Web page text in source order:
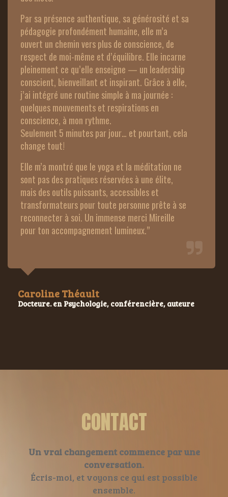
Par sa présence authentique, sa générosité et sa
pédagogie profondément humaine, elle m’a
ouvert un chemin vers plus de conscience, de
respect de moi-même et d’équilibre. Elle incarne
pleinement ce qu’elle enseigne — un leadership
conscient, bienveillant et inspirant. Grâce à elle,
j’ai intégré une routine simple à ma journée :
quelques mouvements et respirations en
conscience, à mon rythme.
Seulement 5 minutes par jour… et pourtant, cela
change tout!
Elle m’a montré que le yoga et la méditation ne
sont pas des pratiques réservées à une élite,
mais des outils puissants, accessibles et
transformateurs pour toute personne prête à se
reconnecter à soi. Un immense merci Mireille
pour ton accompagnement lumineux.”
Caroline Théault
Docteure. en Psychologie, conférencière, auteure
CONTACT
Un vrai changement commence par une
conversation.
Écris-moi, et voyons ce qui est possible
ensemble.